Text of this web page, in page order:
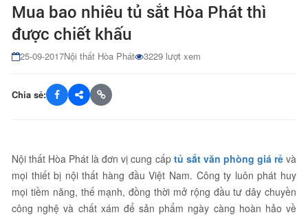
Mua bao nhiêu tủ sắt Hòa Phát thì
được chiết khấu
25-09-2017Nội thất Hòa Phát 3229 lượt xem
Chia sẻ:
Nội thất Hòa Phát là đơn vị cung cấp tủ sắt văn phòng giá rẻ và
mọi thiết bị nội thất hàng đầu Việt Nam. Công ty luôn phát huy
mọi tiềm năng, thế mạnh, đồng thời mở rộng đầu tư dây chuyền
công nghệ và chất xám để sản phẩm ngày càng hoàn hảo về